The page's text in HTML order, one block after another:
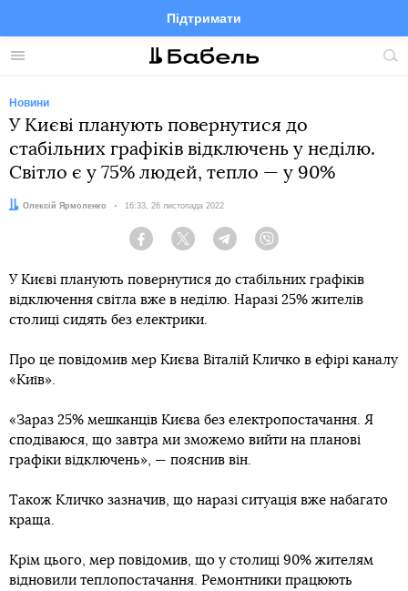
Меню
Підтримати
FacebookTelegramTwitter
Новини
У Києві планують повернутися до
стабільних графіків відключень у неділю.
Світло є у 75% людей, тепло — у 90%
Автор:
Олексій Ярмоленко Дата:
16:33, 26 листопада 2022
Facebook Twitter Telegram
У Києві планують повернутися до стабільних графіків
відключення світла вже в неділю. Наразі 25% жителів
столиці сидять без електрики.
Про це повідомив мер Києва Віталій Кличко в ефірі каналу
«Київ».
«Зараз 25% мешканців Києва без електропостачання. Я
сподіваюся, що завтра ми зможемо вийти на планові
графіки відключень», — пояснив він.
Також Кличко зазначив, що наразі ситуація вже набагато
краща.
Крім цього, мер повідомив, що у столиці 90% жителям
відновили теплопостачання. Ремонтники працюють